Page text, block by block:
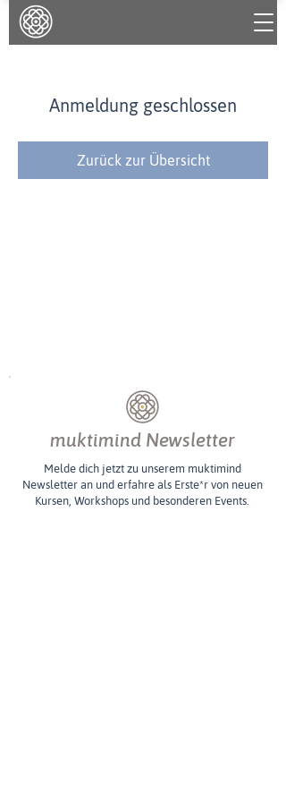
Anmeldung geschlossen
Zurück zur Übersicht
muktimind Newsletter
Melde dich jetzt zu unserem muktimind
Newsletter an und erfahre als Erste*r von neuen
Kursen, Workshops und besonderen Events.